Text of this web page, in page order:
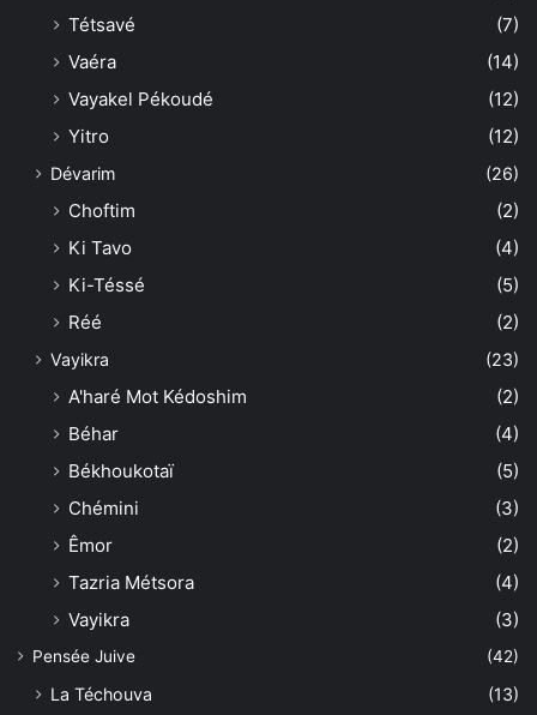
Tétsavé
(7)
Vaéra
(14)
Vayakel Pékoudé
(12)
Yitro
(12)
Dévarim (26)
Choftim
(2)
Ki Tavo
(4)
Ki-Téssé
(5)
Réé
(2)
Vayikra (23)
A'haré Mot Kédoshim
(2)
Béhar
(4)
Békhoukotaï
(5)
Chémini
(3)
Êmor
(2)
Tazria Métsora
(4)
Vayikra
(3)
Pensée Juive (42)
La Téchouva
(13)